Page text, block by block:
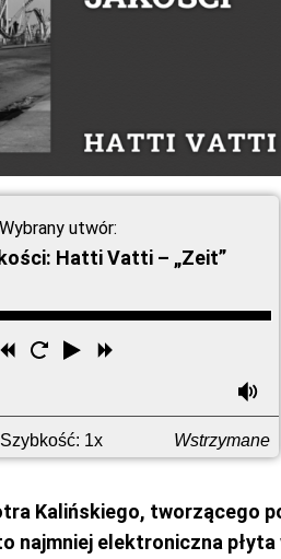
Wybrany utwór:
Hatti Vatti – „Zeit”
Odtwórz
Uruchom
Przewiń
przodu
Szybkość: 1x Wstrzymane
Kalińskiego, tworzącego
najmniej elektroniczna płyta